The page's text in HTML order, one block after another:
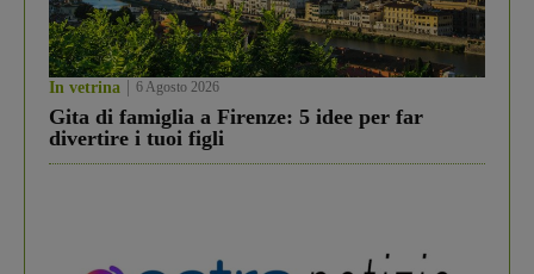
In vetrina 6 Agosto 2026
Gita di famiglia a Firenze: 5 idee per far
divertire i tuoi figli